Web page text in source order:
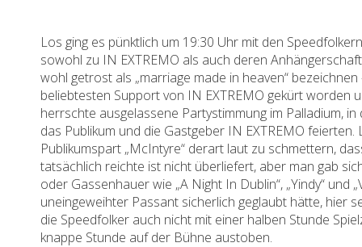
Los ging es pünktlich um 19:30 Uhr mit den
sowohl zu IN EXTREMO als auch deren
wohl getrost als „marriage made in heaven“
beliebtesten Support von IN EXTREMO gekürt worden
herrschte ausgelassene Partystimmung im Palladium,
das Publikum und die Gastgeber IN EXTREMO
Publikumspart „McIntyre“ derart laut zu schmettern,
tatsächlich reichte ist nicht überliefert, aber man gab
oder Gassenhauer wie „A Night In Dublin“, „Yindy“
uneingeweihter Passant sicherlich geglaubt hätte, hier
die Speedfolker auch nicht mit einer halben Stunde
knappe Stunde auf der Bühne austoben.